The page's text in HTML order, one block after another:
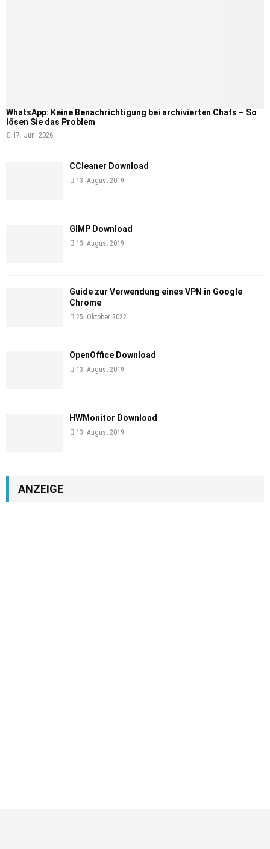
WhatsApp: Keine Benachrichtigung bei archivierten Chats – So
lösen Sie das Problem
17. Juni 2026
CCleaner Download
13. August 2019
GIMP Download
13. August 2019
Guide zur Verwendung eines VPN in Google
Chrome
25. Oktober 2022
OpenOffice Download
13. August 2019
HWMonitor Download
13. August 2019
ANZEIGE